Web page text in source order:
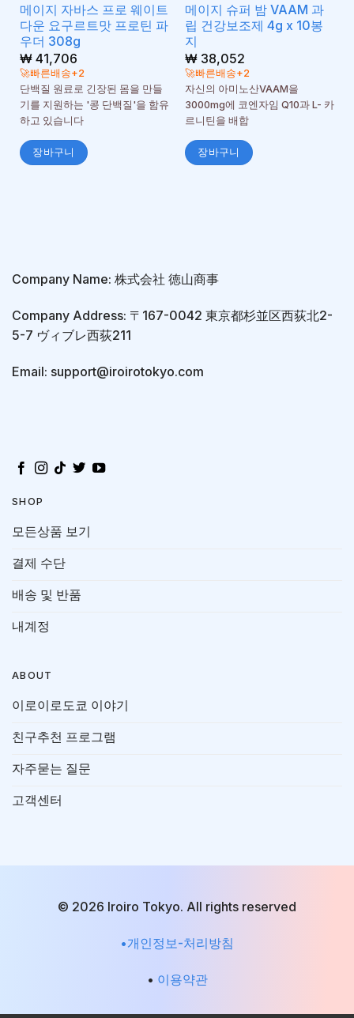
메이지 자바스 프로 웨이트
다운 요구르트맛 프로틴 파
우더 308g
₩41,706
🚀빠른배송+2
단백질 원료로 긴장된 몸을 만들
기를 지원하는 '콩 단백질'을 함유
하고 있습니다
장바구니
메이지 슈퍼 밤 VAAM 과
립 건강보조제 4g x 10봉
지
₩38,052
🚀빠른배송+2
자신의 아미노산VAAM을
3000mg에 코엔자임 Q10과 L- 카
르니틴을 배합
장바구니
Company Name: 株式会社 徳山商事
Company Address: 〒167-0042 東京都杉並区西荻北2-
5-7 ヴィブレ西荻211
Email: support@iroirotokyo.com
SHOP
모든상품 보기
결제 수단
배송 및 반품
내계정
ABOUT
이로이로도쿄 이야기
친구추천 프로그램
자주묻는 질문
고객센터
© 2026 Iroiro Tokyo. All rights reserved
•개인정보-처리방침
• 이용약관